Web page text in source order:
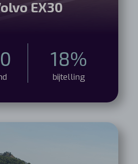
EX30
18%
bijtelling